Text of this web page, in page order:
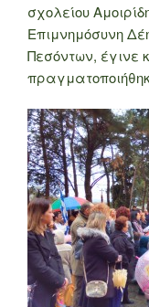
σχολείου
Επιμνημόσυνη
Πεσόντων,